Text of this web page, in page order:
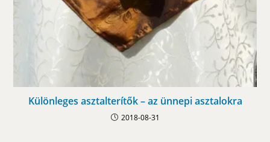
Különleges asztalterítők – az ünnepi asztalokra
2018-08-31